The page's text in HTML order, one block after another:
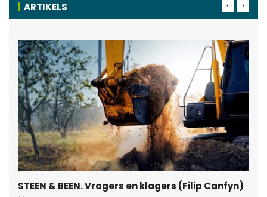
ARTIKELS
STEEN & BEEN. Vragers en klagers (Filip Canfyn)